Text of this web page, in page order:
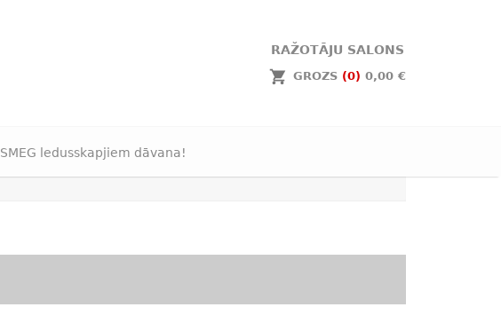
RAŽOTĀJU SALONS
GROZS (0) 0,00 €
SMEG ledusskapjiem dāvana!